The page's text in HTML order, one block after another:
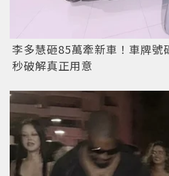
李多慧砸85萬牽新車！車牌
秒破解真正用意